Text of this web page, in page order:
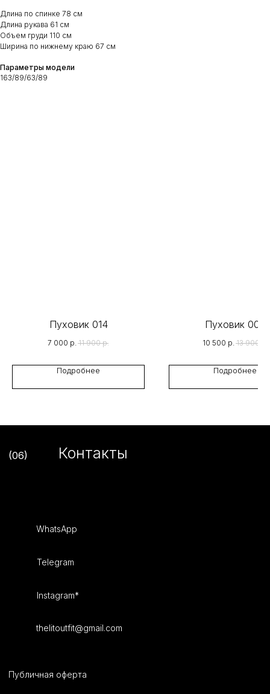
Длина по спинке 78 см
Длина рукава 61 см
Объем груди 110 см
Ширина по нижнему краю 67 см
Параметры модели
163/89/63/89
Пуховик 014
7 000 р. 11 900 р.
Подробнее
Пуховик 005
10 500 р. 13 900
Подробнее